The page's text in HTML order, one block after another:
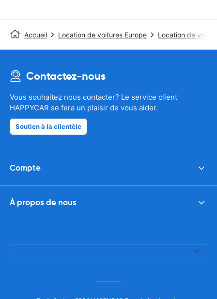
Accueil Location de voitures Europe Location de
Contactez-nous
Vous souhaitez nous contacter? Le service client
HAPPYCAR se fera un plaisir de vous aider.
Soutien à la clientèle
Compte
À propos de nous